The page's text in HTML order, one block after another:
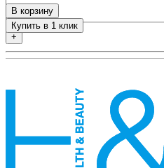
+
В корзину
Купить в 1 клик